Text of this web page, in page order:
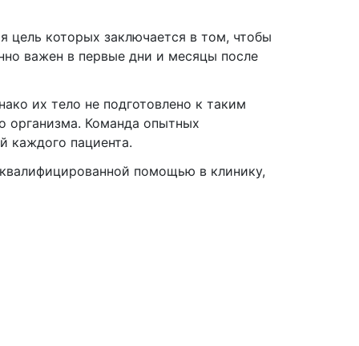
цель которых заключается в том, чтобы
важен в первые дни и месяцы после
их тело не подготовлено к таким
организма. Команда опытных
каждого пациента.
помощью в клинику,